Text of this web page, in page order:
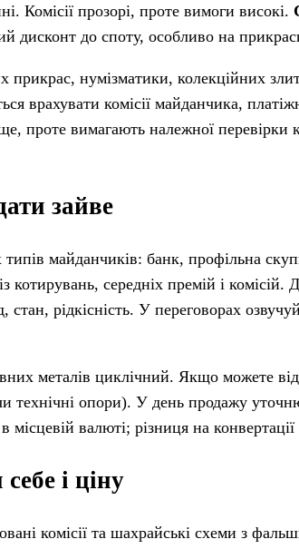
Комісії прозорі, проте вимоги високі.
дисконт до споту, особливо на
прикрас, нумізматики, колекційних
врахувати комісії майданчика,
проте вимагають належної перевірки
зайве
майданчиків: банк, профільна
котирувань, середніх премій і комісій.
рідкісність. У переговорах
металів циклічний. Якщо можете
технічні опори). У день продажу
валюті; різниця на конвертації
і ціну
комісії та шахрайські схеми з